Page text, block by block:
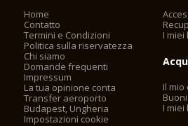
Home
Contatto
Termini e Condizioni
Politica sulla riservatezza
Chi siamo
Domande frequenti
Impressum
La tua opinione conta
Transfer aeroporto
Budapest, Ungheria
Impostazioni cookie
I miei
Il mio
I miei